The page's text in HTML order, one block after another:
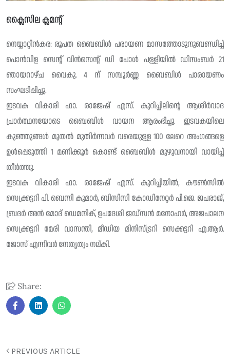
ക്ലൈസില ക്ലമന്റ്
നെയ്യാറ്റിൻകര: രൂപത ബൈബിൾ പരായണ മാസത്തോടുനുബണ്ഡിച്ച്
പൊൻവിള സെന്റ് വിൻസെന്റ് ഡി പോൾ പള്ളിയിൽ ഡിസംബർ 21
ഞായറാഴ്ച വൈകു. 4 ന് സമ്പൂർണ്ണ ബൈബിൾ പാരായണം
സംഘടിപ്പിച്ചു.
ഇടവക വികാരി ഫാ. രാജേഷ് എസ്. കുറിച്ചിലിന്റെ ആശീർവാദ
പ്രാർത്ഥനയോടെ ബൈബിൾ വായന ആരംഭിച്ചു. ഇടവകയിലെ
കുഞ്ഞുങ്ങൾ മുതൽ മുതിർന്നവർ വരെയുള്ള 100 ലേറെ അംഗങ്ങളെ
ഉൾപ്പെടുത്തി 1 മണിക്കൂർ കൊണ്ട് ബൈബിൾ മുഴുവനായി വായിച്ച്
തീർത്തു.
ഇടവക വികാരി ഫാ. രാജേഷ് എസ്. കുറിച്ചിയിൽ, കൗൺസിൽ
സെക്ക്രട്ടറി പി. ബെന്നി കുമാർ, ബിസിസി കോഡിനേറ്റർ പി.ജെ. ജപരാജ്,
ബ്രദർ അൻ മോദ് ഡെമനിക്, ഉപദേശി ജഡ്സൻ മനോഹർ, അജപാലന
സെക്ക്രട്ടറി മേരി വാസന്തി, മീഡിയ മിനിസ്ട്രറി സെക്കട്ടറി എ.ആർ.
ജോസ് എന്നിവർ നേതൃത്വം നല്കി.
Share:
PREVIOUS ARTICLE